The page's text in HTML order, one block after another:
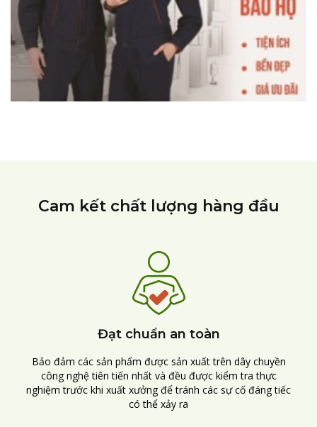
Cam kết chất lượng hàng đầu
Đạt chuẩn an toàn
Bảo đảm các sản phẩm được sản xuất trên dây chuyền
công nghệ tiên tiến nhất và đều được kiểm tra thực
nghiệm trước khi xuất xưởng để tránh các sự cố đáng tiếc
có thể xảy ra